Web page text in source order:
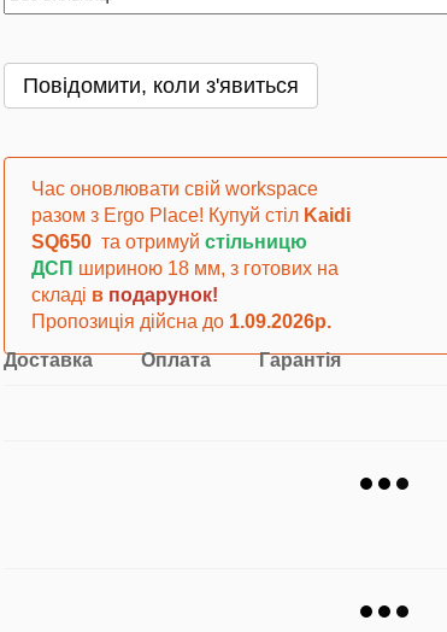
Повідомити, коли з'явиться
Час оновлювати свій workspace
разом з Ergo Place! Купуй стіл Kaidi
SQ650 та отримуй стільницю
ДСП шириною 18 мм, з готових на
складі в подарунок!
Пропозиція дійсна до 1.09.2026р.
Доставка Оплата Гарантія